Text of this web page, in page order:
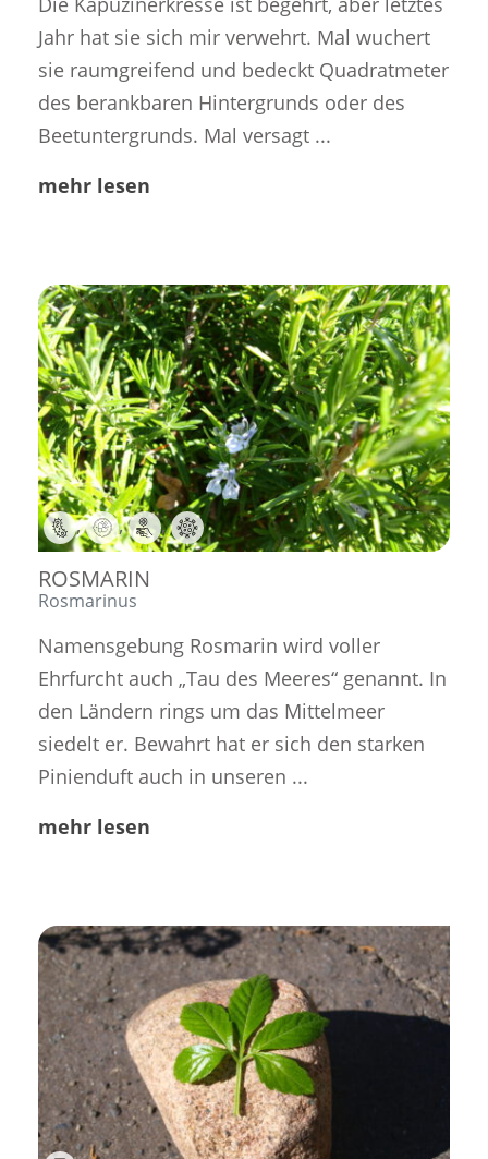
Jahr hat sie sich mir verwehrt. Mal wuchert
sie raumgreifend und bedeckt Quadratmeter
des berankbaren Hintergrunds oder des
Beetuntergrunds. Mal versagt ...
mehr lesen
, , ,
ROSMARIN
Rosmarinus
Namensgebung Rosmarin wird voller
Ehrfurcht auch „Tau des Meeres“ genannt. In
den Ländern rings um das Mittelmeer
siedelt er. Bewahrt hat er sich den starken
Pinienduft auch in unseren ...
mehr lesen